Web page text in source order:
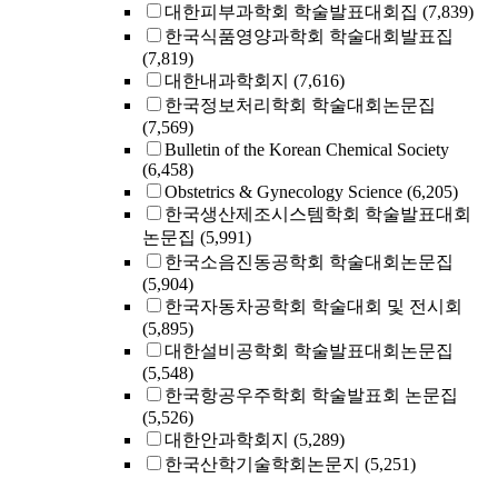
대한피부과학회 학술발표대회집 (7,839)
한국식품영양과학회 학술대회발표집
(7,819)
대한내과학회지 (7,616)
한국정보처리학회 학술대회논문집
(7,569)
Bulletin of the Korean Chemical Society
(6,458)
Obstetrics & Gynecology Science (6,205)
한국생산제조시스템학회 학술발표대회
논문집 (5,991)
한국소음진동공학회 학술대회논문집
(5,904)
한국자동차공학회 학술대회 및 전시회
(5,895)
대한설비공학회 학술발표대회논문집
(5,548)
한국항공우주학회 학술발표회 논문집
(5,526)
대한안과학회지 (5,289)
한국산학기술학회논문지 (5,251)